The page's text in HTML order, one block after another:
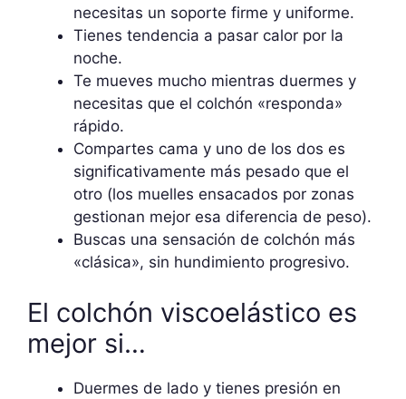
necesitas un soporte firme y uniforme.
Tienes tendencia a pasar calor por la
noche.
Te mueves mucho mientras duermes y
necesitas que el colchón «responda»
rápido.
Compartes cama y uno de los dos es
significativamente más pesado que el
otro (los muelles ensacados por zonas
gestionan mejor esa diferencia de peso).
Buscas una sensación de colchón más
«clásica», sin hundimiento progresivo.
El colchón viscoelástico es
mejor si…
Duermes de lado y tienes presión en